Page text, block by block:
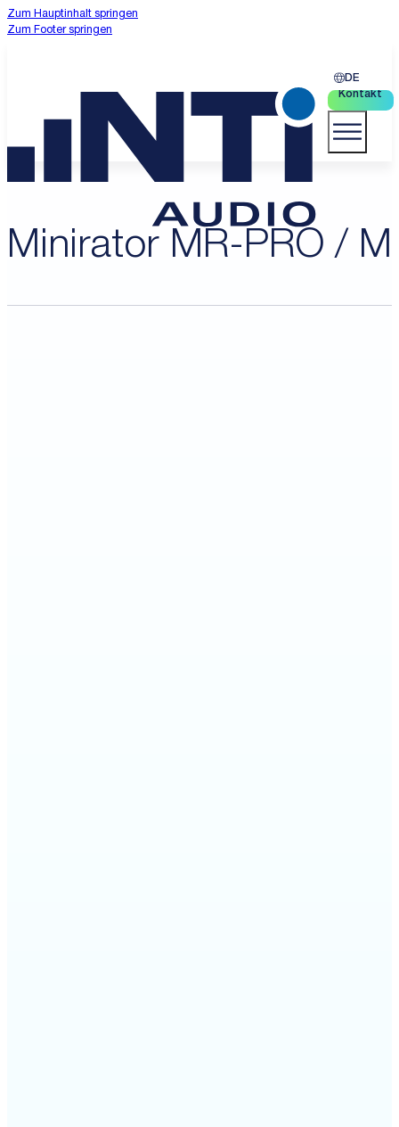
Zum Hauptinhalt springen
Zum Footer springen
DE
Kontakt
Minirator MR-PRO /